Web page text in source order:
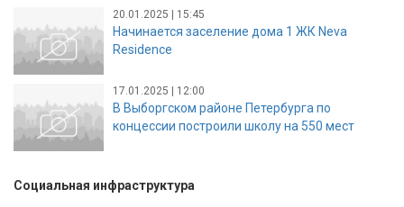
20.01.2025 | 15:45
Начинается заселение дома 1 ЖК Neva
Residence
17.01.2025 | 12:00
В Выборгском районе Петербурга по
концессии построили школу на 550 мест
Социальная инфраструктура